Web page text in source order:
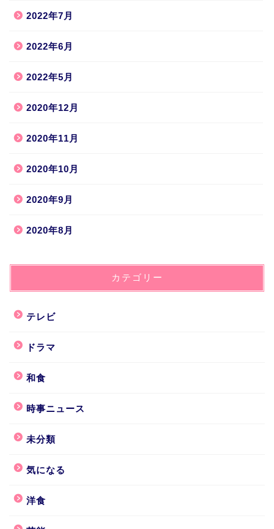
2022年7月
2022年6月
2022年5月
2020年12月
2020年11月
2020年10月
2020年9月
2020年8月
カテゴリー
テレビ
ドラマ
和食
時事ニュース
未分類
気になる
洋食